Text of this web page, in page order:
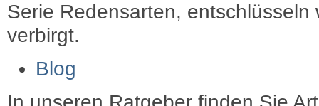
Serie Redensarten, entschlüsseln
verbirgt.
Blog